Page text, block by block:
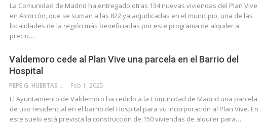
La Comunidad de Madrid ha entregado otras 134 nuevas viviendas del Plan Vive
en Alcorcón, que se suman a las 822 ya adjudicadas en el municipio, una de las
localidades de la región más beneficiadas por este programa de alquiler a
precio…
Valdemoro cede al Plan Vive una parcela en el Barrio del
Hospital
PEPE G. HUERTAS Feb 1, 2025
El Ayuntamiento de Valdemoro ha cedido a la Comunidad de Madrid una parcela
de uso residencial en el barrio del Hospital para su incorporación al Plan Vive. En
este suelo está prevista la construcción de 150 viviendas de alquiler para…